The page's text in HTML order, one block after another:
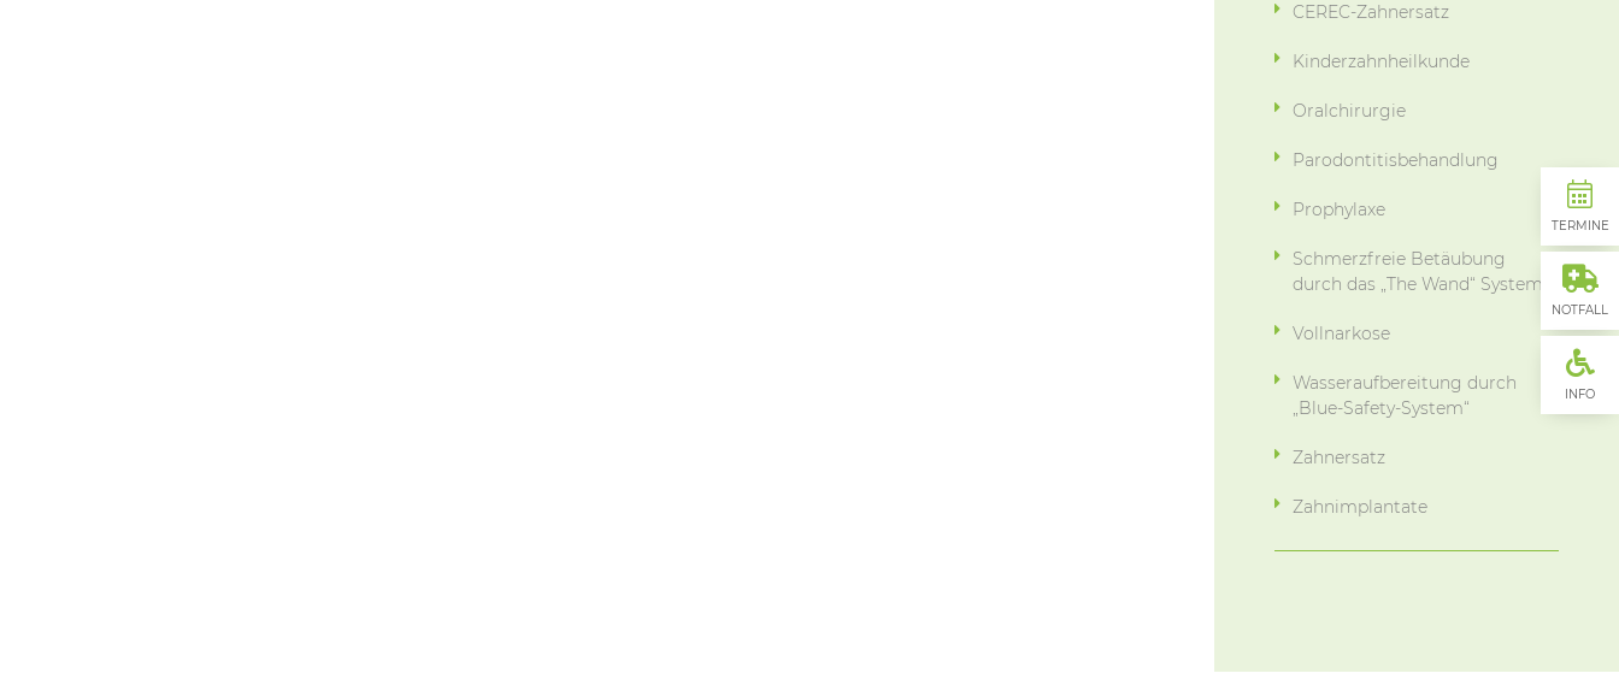
CEREC-Zahnersatz
Kinderzahnheilkunde
Oralchirurgie
Parodontitisbehandlung
Prophylaxe
Schmerzfreie Betäubung
durch das „The Wand“ System
Vollnarkose
Wasseraufbereitung durch
„Blue-Safety-System“
Zahnersatz
Zahnimplantate
TERMINE
NOTFALL
INFO